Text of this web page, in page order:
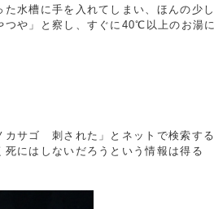
水槽に手を入れてしまい、ほんの少し
つや」と察し、すぐに40℃以上のお湯に
カサゴ 刺された」とネットで検索する
にはしないだろうという情報は得る